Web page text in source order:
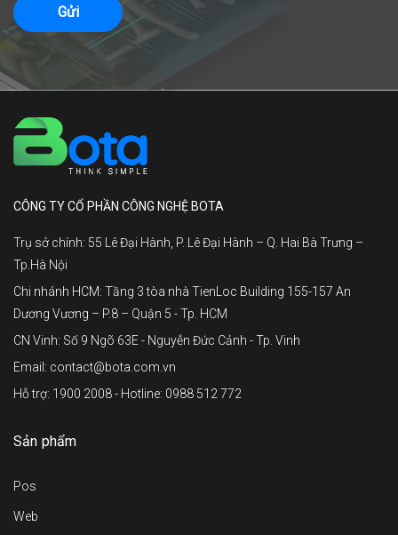
Gửi
CÔNG TY CỔ PHẦN CÔNG NGHỆ BOTA
Trụ sở chính: 55 Lê Đại Hành, P. Lê Đại Hành – Q. Hai Bà Trưng –
Tp.Hà Nội
Chi nhánh HCM: Tầng 3 tòa nhà TienLoc Building 155-157 An
Dương Vương – P.8 – Quận 5 - Tp. HCM
CN Vinh: Số 9 Ngõ 63E - Nguyễn Đức Cảnh - Tp. Vinh
Email: contact@bota.com.vn
Hỗ trợ: 1900 2008 - Hotline: 0988 512 772
Sản phẩm
Pos
Web